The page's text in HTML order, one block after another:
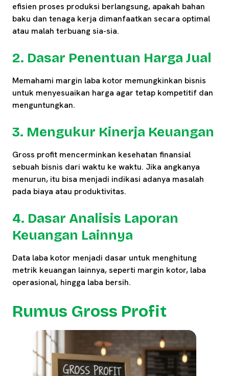
efisien proses produksi berlangsung, apakah bahan
baku dan tenaga kerja dimanfaatkan secara optimal
atau malah terbuang sia-sia.
2. Dasar Penentuan Harga Jual
Memahami margin laba kotor memungkinkan bisnis
untuk menyesuaikan harga agar tetap kompetitif dan
menguntungkan.
3. Mengukur Kinerja Keuangan
Gross profit mencerminkan kesehatan finansial
sebuah bisnis dari waktu ke waktu. Jika angkanya
menurun, itu bisa menjadi indikasi adanya masalah
pada biaya atau produktivitas.
4. Dasar Analisis Laporan
Keuangan Lainnya
Data laba kotor menjadi dasar untuk menghitung
metrik keuangan lainnya, seperti margin kotor, laba
operasional, hingga laba bersih.
Rumus Gross Profit